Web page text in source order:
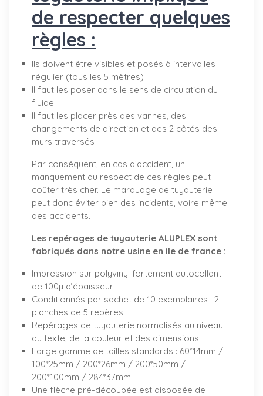
de respecter quelques
règles :
Ils doivent être visibles et posés à intervalles
régulier (tous les 5 mètres)
Il faut les poser dans le sens de circulation du
fluide
Il faut les placer près des vannes, des
changements de direction et des 2 côtés des
murs traversés
Par conséquent, en cas d’accident, un
manquement au respect de ces règles peut
coûter très cher. Le marquage de tuyauterie
peut donc éviter bien des incidents, voire même
des accidents.
Les repérages de tuyauterie ALUPLEX sont
fabriqués dans notre usine en Ile de france :
Impression sur polyvinyl fortement autocollant
de 100µ d’épaisseur
Conditionnés par sachet de 10 exemplaires : 2
planches de 5 repères
Repérages de tuyauterie normalisés au niveau
du texte, de la couleur et des dimensions
Large gamme de tailles standards : 60*14mm /
100*25mm / 200*26mm / 200*50mm /
200*100mm / 284*37mm
Une flèche pré-découpée est disposée de